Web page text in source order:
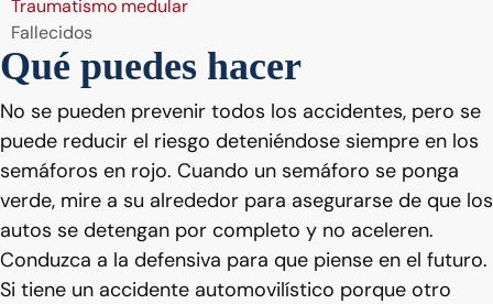
Traumatismo medular
Fallecidos
Qué puedes hacer
No se pueden prevenir todos los accidentes, pero se
puede reducir el riesgo deteniéndose siempre en los
semáforos en rojo. Cuando un semáforo se ponga
verde, mire a su alrededor para asegurarse de que los
autos se detengan por completo y no aceleren.
Conduzca a la defensiva para que piense en el futuro.
Si tiene un accidente automovilístico porque otro